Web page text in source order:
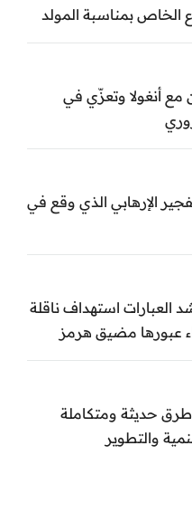
الخاص بمناسبة المولد
مع أنغولا وتعزّي في
الإرهابي الذي وقع في
العبارات استهداف ناقلة
عبورها مضيق هرمز
طرق حديثة ومتكاملة
والتطوير